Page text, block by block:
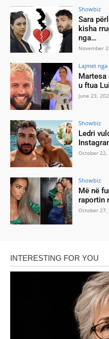
Showbiz
Sara
kisha
nga…
November
Lajmet
Martesa
u ftua
June 23,
Showbiz
Ledri
October 22,
Showbiz
Më në
raportin
October 27,